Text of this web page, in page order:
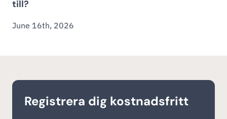
till?
June 16th, 2026
Registrera dig kostnadsfritt